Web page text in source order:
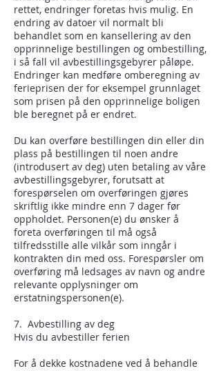
rettet, endringer foretas hvis mulig. En
endring av datoer vil normalt bli
behandlet som en kansellering av den
opprinnelige bestillingen og ombestilling,
i så fall vil avbestillingsgebyrer påløpe.
Endringer kan medføre omberegning av
ferieprisen der for eksempel grunnlaget
som prisen på den opprinnelige boligen
ble beregnet på er endret.
Du kan overføre bestillingen din eller din
plass på bestillingen til noen andre
(introdusert av deg) uten betaling av våre
avbestillingsgebyrer, forutsatt at
forespørselen om overføringen gjøres
skriftlig ikke mindre enn 7 dager før
oppholdet. Personen(e) du ønsker å
foreta overføringen til må også
tilfredsstille alle vilkår som inngår i
kontrakten din med oss. Forespørsler om
overføring må ledsages av navn og andre
relevante opplysninger om
erstatningspersonen(e).
7. Avbestilling av deg
Hvis du avbestiller ferien
For å dekke kostnadene ved å behandle